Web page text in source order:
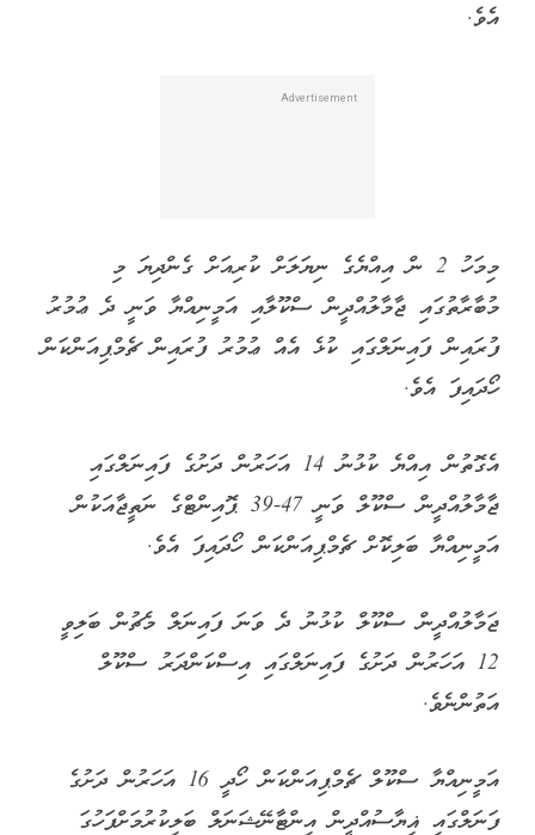
އެވެ.
މިމަހު 2 ން އިއްޔެގެ ނިޔަލަށް ކުރިއަށް ގެންދިޔަ މި
މުބާރާތުގައި ޖާމާލުއްދީން ސްކޫލާއި އަމީނިއްޔާ ވަނީ ދެ ޢުމުރު
ފުރައިން ފައިނަލްގައި ކުޅެ އެއް ޢުމުރު ފުރައިން ޗެމްޕިއަންކަން
ހޯދައިފަ އެވެ.
އެގޮތުން އިއްޔެ ކުޅުނު 14 އަހަރުން ދަށުގެ ފައިނަލްގައި
ޖާމާލުއްދީން ސްކޫލް ވަނީ 47-39 ޕޮއިންޓްގެ ނަތީޖާއަކުން
އަމީނިއްޔާ ބަލިކޮށް ޗެމްޕިއަންކަން ހޯދައިފަ އެވެ.
ޖަމާލުއްދީން ސްކޫލް ކުޅުނު ދެ ވަނަ ފައިނަލް މެޗުން ބަލިވީ
12 އަހަރުން ދަށުގެ ފައިނަލްގައި އިސްކަންދަރު ސްކޫލް
އަތުންނެވެ.
އަމީނިއްޔާ ސްކޫލް ޗެމްޕިއަންކަން ހޯދީ 16 އަހަރުން ދަށުގެ
ފަނަލްގައި ޣިޔާސުއްދީން އިންޓާނޭޝަނަލް ބަލިކުރުމަށްފަހުގަ